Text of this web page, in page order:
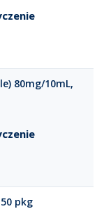
80mg/10mL,
pkg